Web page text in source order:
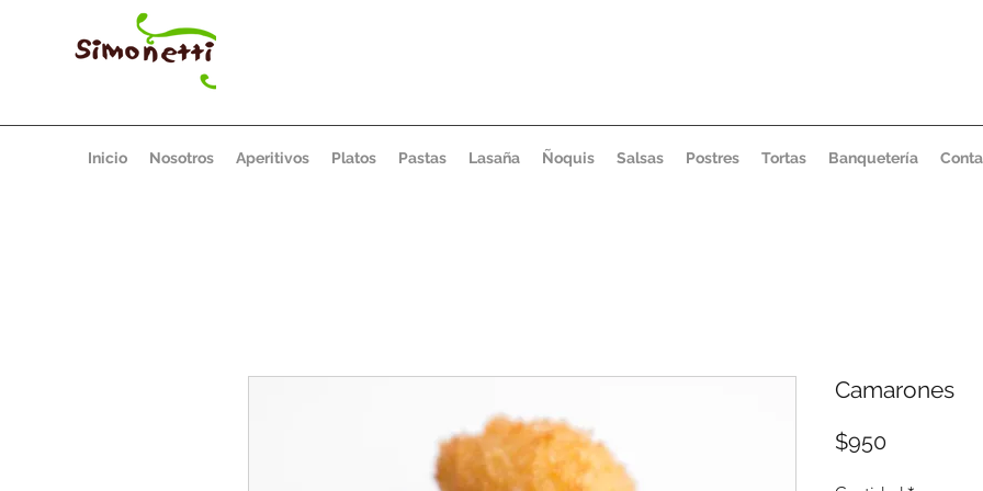
Inicio Nosotros Aperitivos Platos Pastas Lasaña Ñoquis Salsas Postres Tortas Banquetería
Camarones
$950Precio